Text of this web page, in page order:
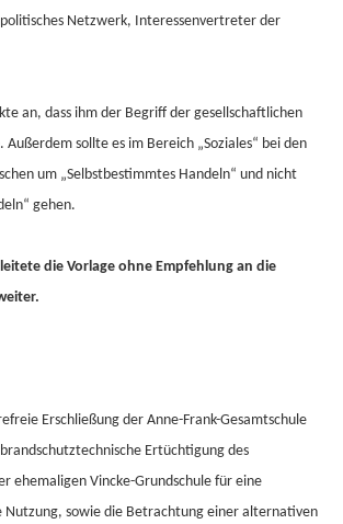
Netzwerk, Interessenvertreter der
an, dass ihm der Begriff der gesellschaftlichen
sollte es im Bereich „Soziales“ bei den
um „Selbstbestimmtes Handeln“ und nicht
gehen.
die Vorlage ohne Empfehlung an die
Erschließung der Anne-Frank-Gesamtschule
Ertüchtigung des
ehemaligen Vincke-Grundschule für eine
sowie die Betrachtung einer alternativen